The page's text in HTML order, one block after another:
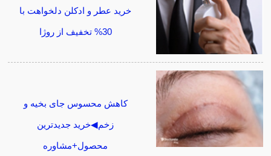
خرید عطر و ادکلن دلخواهت با
30% تخفیف از روژا
کاهش محسوس جای بخیه و
زخم◀خرید جدیدترین
محصول+مشاوره